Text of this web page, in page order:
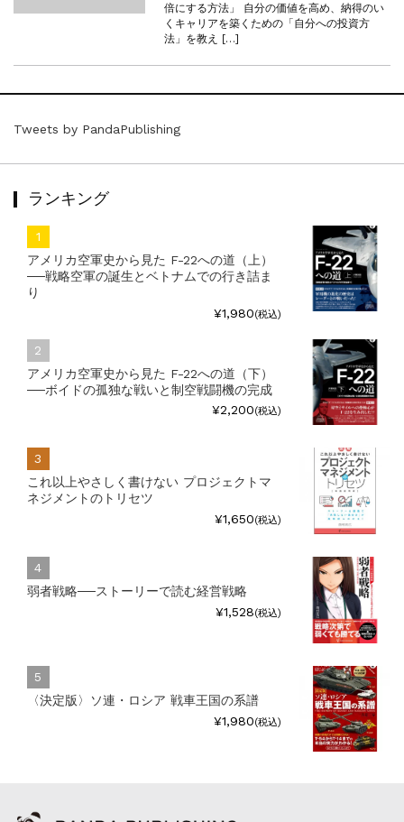
倍にする方法」 自分の価値を高め、納得のい
くキャリアを築くための「自分への投資方
法」を教え […]
Tweets by PandaPublishing
ランキング
アメリカ空軍史から見た F-22への道（上）
──戦略空軍の誕生とベトナムでの行き詰ま
り
¥1,980(税込)
アメリカ空軍史から見た F-22への道（下）
──ボイドの孤独な戦いと制空戦闘機の完成
¥2,200(税込)
これ以上やさしく書けない プロジェクトマ
ネジメントのトリセツ
¥1,650(税込)
弱者戦略──ストーリーで読む経営戦略
¥1,528(税込)
〈決定版〉ソ連・ロシア 戦車王国の系譜
¥1,980(税込)